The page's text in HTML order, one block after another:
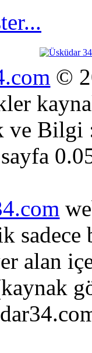
©
ve
sadece
alan